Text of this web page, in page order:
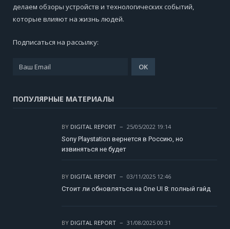
делаем обзоры устройств и технологических событий,
которые влияют на жизнь людей.
Подписаться на рассылку:
ПОПУЛЯРНЫЕ МАТЕРИАЛЫ
BY DIGITAL REPORT
25/05/2022 19:14
Sony Playstation вернется в Россию, но
извиняться не будет
BY DIGITAL REPORT
03/11/2025 12:46
Стоит ли обновляться на One UI 8: полный гайд
BY DIGITAL REPORT
31/08/2025 00:31